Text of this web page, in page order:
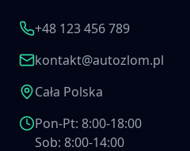
+48 123 456 789
kontakt@autozlom.pl
Cała Polska
Pon-Pt: 8:00-18:00
Sob: 8:00-14:00